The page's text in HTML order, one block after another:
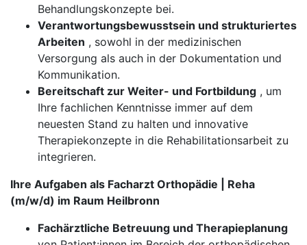
Behandlungskonzepte bei.
Verantwortungsbewusstsein und strukturiertes
Arbeiten , sowohl in der medizinischen
Versorgung als auch in der Dokumentation und
Kommunikation.
Bereitschaft zur Weiter- und Fortbildung , um
Ihre fachlichen Kenntnisse immer auf dem
neuesten Stand zu halten und innovative
Therapiekonzepte in die Rehabilitationsarbeit zu
integrieren.
Ihre Aufgaben als Facharzt Orthopädie | Reha
(m/w/d) im Raum Heilbronn
Fachärztliche Betreuung und Therapieplanung